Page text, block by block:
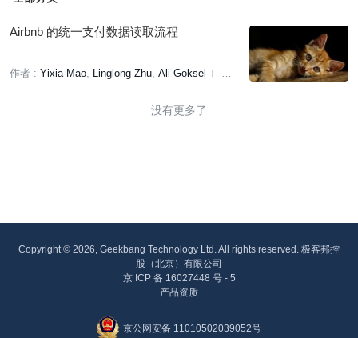
Airbnb 的统一支付数据读取流程
作者 : Yixia Mao Linglong Zhu Ali Goksel
译
没有更多了
Copyright © 2026, Geekbang Technology Ltd. All rights reserved. 极客邦控
股（北京）有限公司
京 ICP 备 16027448 号 - 5
产品资质
京公网安备 11010502039052号